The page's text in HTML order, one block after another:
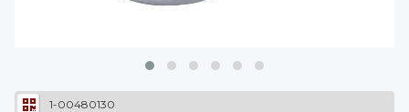
1-00480130